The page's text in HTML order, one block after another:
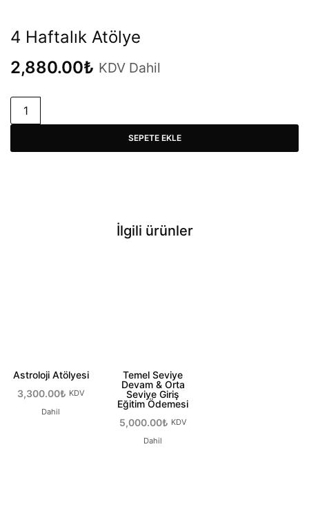
4 Haftalık Atölye
2,880.00₺ KDV Dahil
SEPETE EKLE
İlgili ürünler
Astroloji Atölyesi
3,300.00₺ KDV
Dahil
Temel Seviye
Devam & Orta
Seviye Giriş
Eğitim Ödemesi
5,000.00₺ KDV
Dahil